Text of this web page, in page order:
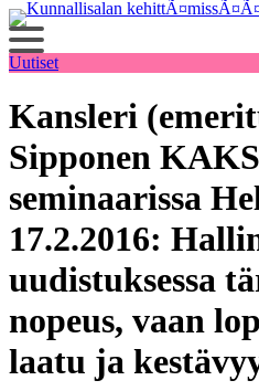
Siirry
sisältöön
Uutiset
Kansleri
Sipponen
seminaarissa
17.2.2016:
uudistuksessa
nopeus, vaan
laatu ja